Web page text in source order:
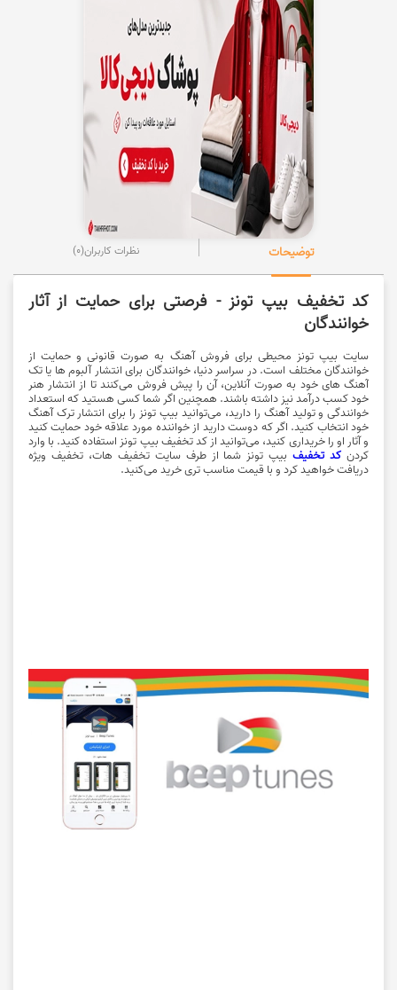
توضیحات نظرات کاربران(0)
کد تخفیف بیپ تونز - فرصتی برای حمایت از آثار
خوانندگان
سایت بیپ تونز محیطی برای فروش آهنگ به صورت قانونی و حمایت از
خوانندگان مختلف است. در سراسر دنیا، خوانندگان برای انتشار آلبوم ها یا تک
آهنگ های خود به صورت آنلاین، آن را پیش فروش می‌کنند تا از انتشار هنر
خود کسب درآمد نیز داشته باشند. همچنین اگر شما کسی هستید که استعداد
خوانندگی و تولید آهنگ را دارید، می‌توانید بیپ تونز را برای انتشار ترک آهنگ
خود انتخاب کنید. اگر که دوست دارید از خواننده مورد علاقه خود حمایت کنید
و آثار او را خریداری کنید، می‌توانید از کد تخفیف بیپ تونز استفاده کنید. با وارد
کردن کد تخفیفبیپ تونز شما از طرف سایت تخفیف هات، تخفیف ویژه
دریافت خواهید کرد و با قیمت مناسب تری خرید می‌کنید.